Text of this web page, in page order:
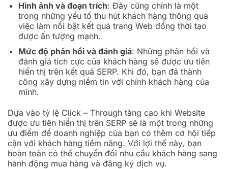
Hình ảnh và đoạn trích: Đây cũng chính là một
trong những yếu tố thu hút khách hàng thông qua
việc làm nổi bật kết quả trang Web đồng thời tạo
được ấn tượng mạnh.
Mức độ phản hồi và đánh giá: Những phản hồi và
đánh giá tích cực của khách hàng sẽ được ưu tiên
hiển thị trên kết quả SERP. Khi đó, bạn đã thành
công xây dựng niềm tin với chính khách hàng của
mình.
Dựa vào tỷ lệ Click – Through tăng cao khi Website
được ưu tiên hiển thị trên SERP sẽ là một trong những
ưu điểm để doanh nghiệp của bạn có thêm cơ hội tiếp
cận với khách hàng tiềm năng. Với lợi thế này, bạn
hoàn toàn có thể chuyển đổi nhu cầu khách hàng sang
hành động mua hàng và đăng ký dịch vụ.